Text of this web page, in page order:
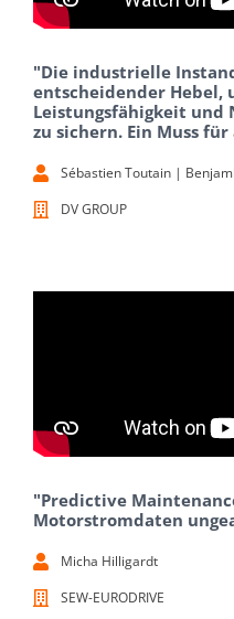
"Die industrielle
entscheidender Hebel,
Leistungsfähigkeit und
zu sichern. Ein Muss
Sébastien Toutain |
DV GROUP
"Predictive
Motorstromdaten
Micha Hilligardt
SEW-EURODRIVE